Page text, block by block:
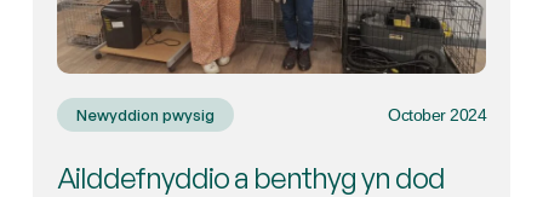
Newyddion pwysig October 2024
Ailddefnyddio a benthyg yn dod